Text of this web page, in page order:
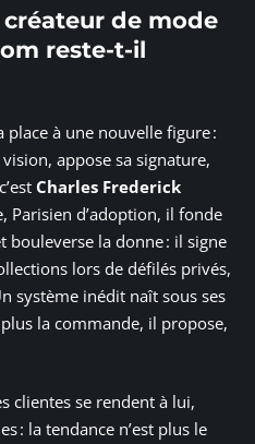
de mode
reste-t-il
place à une nouvelle figure :
appose sa signature,
Charles Frederick
Parisien d’adoption, il fonde
bouleverse la donne : il signe
lors de défilés privés,
système inédit naît sous ses
la commande, il propose,
clientes se rendent à lui,
: la tendance n’est plus le